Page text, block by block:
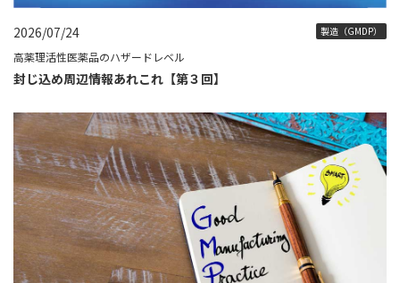
2026/07/24 製造（GMDP）
高薬理活性医薬品のハザードレベル
封じ込め周辺情報あれこれ【第３回】